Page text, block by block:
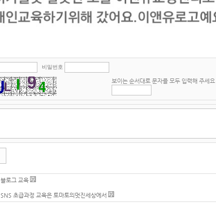
비밀번호
보이는 순서대로 문자를 모두 입력해 주세요
블로그 교육
SNS 초급과정 교육은 토마토의멋진세상에서